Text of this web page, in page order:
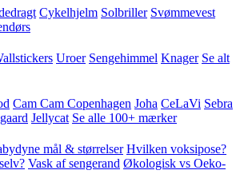
Cykelhjelm Solbriller Svømmevest
Uroer Sengehimmel Knager Se alt
Cam Cam Copenhagen Joha CeLaVi Sebra
Jellycat Se alle 100+ mærker
mål & størrelser Hvilken voksipose?
Vask af sengerand Økologisk vs Oeko-